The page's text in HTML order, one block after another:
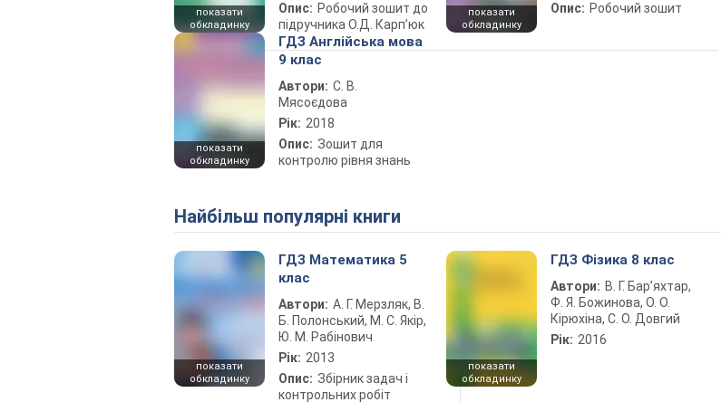
показати
обкладинку
Опис: Робочий зошит до
підручника О.Д. Карп’юк
показати
обкладинку
Опис: Робочий зошит
показати
обкладинку
ГДЗ Англійська мова
9 клас
Автори: С. В.
Мясоєдова
Рік: 2018
Опис: Зошит для
контролю рівня знань
Найбільш популярні книги
показати
обкладинку
ГДЗ Математика 5
клас
Автори: А. Г. Мерзляк, В.
Б. Полонський, М. С. Якір,
Ю. М. Рабінович
Рік: 2013
Опис: Збірник задач і
контрольних робіт
показати
обкладинку
ГДЗ Фізика 8 клас
Автори: В. Г. Бар’яхтар,
Ф. Я. Божинова, О. О.
Кірюхіна, С. О. Довгий
Рік: 2016